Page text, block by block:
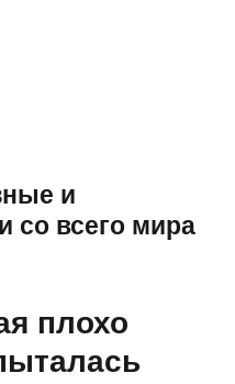
и
со всего мира
плохо